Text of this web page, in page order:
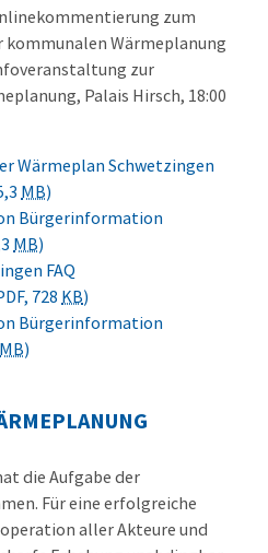
zum
Wärmeplanung
zur
Palais Hirsch, 18:00
Wärmeplan Schwetzingen
MB)
Bürgerinformation
MB)
FAQ
728 KB)
Bürgerinformation
MB)
die Aufgabe der
Für eine erfolgreiche
aller Akteure und